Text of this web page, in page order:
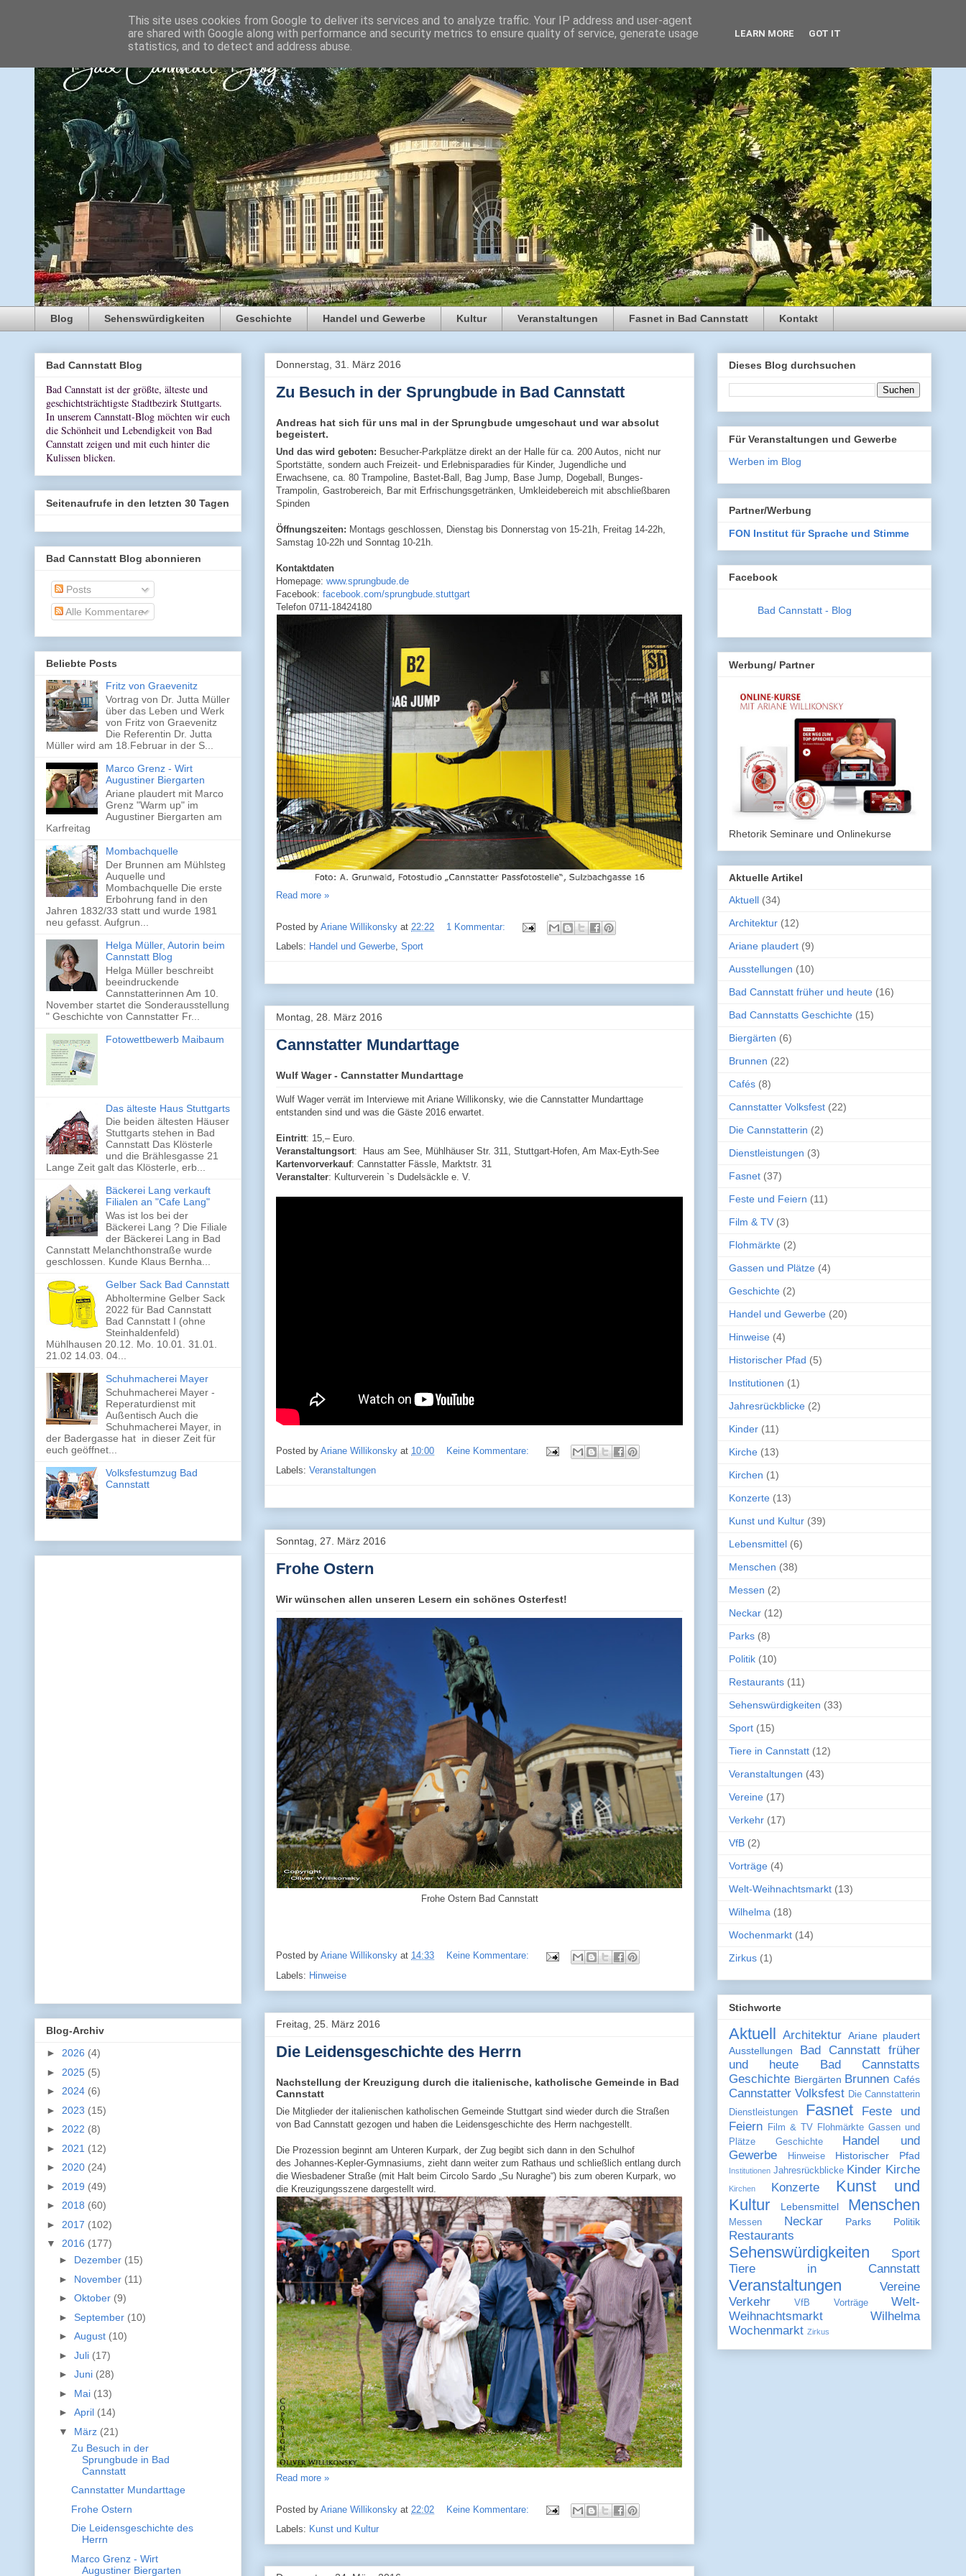
Blog Sehenswürdigkeiten Geschichte Handel und Gewerbe Kultur Veranstaltungen Fasnet in Bad Cannstatt Kontakt
Donnerstag, 31. März 2016
Zu Besuch in der Sprungbude in Bad Cannstatt
Andreas hat sich für uns mal in der Sprungbude umgeschaut und war absolut
begeistert.
Und das wird geboten: Besucher-Parkplätze direkt an der Halle für ca. 200 Autos, nicht nur
Sportstätte, sondern auch Freizeit- und Erlebnisparadies für Kinder, Jugendliche und
Erwachsene, ca. 80 Trampoline, Bastet-Ball, Bag Jump, Base Jump, Dogeball, Bunges-
Trampolin, Gastrobereich, Bar mit Erfrischungsgetränken, Umkleidebereich mit abschließbaren
Spinden
Öffnungszeiten: Montags geschlossen, Dienstag bis Donnerstag von 15-21h, Freitag 14-22h,
Samstag 10-22h und Sonntag 10-21h.
Kontaktdaten
Homepage: www.sprungbude.de
Facebook: facebook.com/sprungbude.stuttgart
Telefon 0711-18424180
Read more »
Posted by Ariane Willikonsky at 22:22
1 Kommentar:
Labels: Handel und Gewerbe Sport
Montag, 28. März 2016
Cannstatter Mundarttage
Wulf Wager - Cannstatter Mundarttage
Wulf Wager verrät im Interviewe mit Ariane Willikonsky, wie die Cannstatter Mundarttage
entstanden sind und was die Gäste 2016 erwartet.
Eintritt: 15,– Euro.
Veranstaltungsort: Haus am See, Mühlhäuser Str. 311, Stuttgart-Hofen, Am Max-Eyth-See
Kartenvorverkauf: Cannstatter Fässle, Marktstr. 31
Veranstalter: Kulturverein `s Dudelsäckle e. V.
Posted by Ariane Willikonsky at 10:00
Keine Kommentare:
Labels: Veranstaltungen
Sonntag, 27. März 2016
Frohe Ostern
Wir wünschen allen unseren Lesern ein schönes Osterfest!
Frohe Ostern Bad Cannstatt
Posted by Ariane Willikonsky at 14:33
Keine Kommentare:
Labels: Hinweise
Freitag, 25. März 2016
Die Leidensgeschichte des Herrn
Nachstellung der Kreuzigung durch die italienische, katholische Gemeinde in Bad
Cannstatt
Die Mitglieder der italienischen katholischen Gemeinde Stuttgart sind wieder durch die Straßen
von Bad Cannstatt gezogen und haben die Leidensgeschichte des Herrn nachgestellt.
Die Prozession beginnt am Unteren Kurpark, der Zug begibt sich dann in den Schulhof
des Johannes-Kepler-Gymnasiums, zieht dann weiter zum Rathaus und schließlich entlang durch
die Wiesbadener Straße (mit Halt beim Circolo Sardo „Su Nuraghe“) bis zum oberen Kurpark, wo
die Kreuzigungsszene dargestellt wird.
Read more »
Posted by Ariane Willikonsky at 22:02
Keine Kommentare:
Labels: Kunst und Kultur
Bad Cannstatt Blog
Bad Cannstatt ist der größte, älteste und
geschichtsträchtigste Stadtbezirk Stuttgarts.
In unserem Cannstatt-Blog möchten wir euch
die Schönheit und Lebendigkeit von Bad
Cannstatt zeigen und mit euch hinter die
Kulissen blicken.
Seitenaufrufe in den letzten 30 Tagen
Bad Cannstatt Blog abonnieren
Posts
Alle Kommentare
Beliebte Posts
Fritz von Graevenitz
Vortrag von Dr. Jutta Müller
über das Leben und Werk
von Fritz von Graevenitz
Die Referentin Dr. Jutta
Müller wird am 18.Februar in der S...
Marco Grenz - Wirt
Augustiner Biergarten
Ariane plaudert mit Marco
Grenz "Warm up" im
Augustiner Biergarten am
Karfreitag
Mombachquelle
Der Brunnen am Mühlsteg
Auquelle und
Mombachquelle Die erste
Erbohrung fand in den
Jahren 1832/33 statt und wurde 1981
neu gefasst. Aufgrun...
Helga Müller, Autorin beim
Cannstatt Blog
Helga Müller beschreibt
beeindruckende
Cannstatterinnen Am 10.
November startet die Sonderausstellung
" Geschichte von Cannstatter Fr...
Fotowettbewerb Maibaum
Das älteste Haus Stuttgarts
Die beiden ältesten Häuser
Stuttgarts stehen in Bad
Cannstatt Das Klösterle
und die Brählesgasse 21
Lange Zeit galt das Klösterle, erb...
Bäckerei Lang verkauft
Filialen an "Cafe Lang"
Was ist los bei der
Bäckerei Lang ? Die Filiale
der Bäckerei Lang in Bad
Cannstatt Melanchthonstraße wurde
geschlossen. Kunde Klaus Bernha...
Gelber Sack Bad Cannstatt
Abholtermine Gelber Sack
2022 für Bad Cannstatt
Bad Cannstatt I (ohne
Steinhaldenfeld)
Mühlhausen 20.12. Mo. 10.01. 31.01.
21.02 14.03. 04...
Schuhmacherei Mayer
Schuhmacherei Mayer -
Reperaturdienst mit
Außentisch Auch die
Schuhmacherei Mayer, in
der Badergasse hat in dieser Zeit für
euch geöffnet...
Volksfestumzug Bad
Cannstatt
Blog-Archiv
► 2026 (4)
► 2025 (5)
► 2024 (6)
► 2023 (15)
► 2022 (8)
► 2021 (12)
► 2020 (24)
► 2019 (49)
► 2018 (60)
► 2017 (102)
▼ 2016 (177)
► Dezember (15)
► November (11)
► Oktober (9)
► September (10)
► August (10)
► Juli (17)
► Juni (28)
► Mai (13)
► April (14)
▼ März (21)
Zu Besuch in der
Sprungbude in Bad
Cannstatt
Cannstatter Mundarttage
Frohe Ostern
Die Leidensgeschichte des
Herrn
Marco Grenz - Wirt
Augustiner Biergarten
Dieses Blog durchsuchen
Für Veranstaltungen und Gewerbe
Werben im Blog
Partner/Werbung
FON Institut für Sprache und Stimme
Facebook
Bad Cannstatt - Blog
Werbung/ Partner
Rhetorik Seminare und Onlinekurse
Aktuelle Artikel
Aktuell (34)
Architektur (12)
Ariane plaudert (9)
Ausstellungen (10)
Bad Cannstatt früher und heute (16)
Bad Cannstatts Geschichte (15)
Biergärten (6)
Brunnen (22)
Cafés (8)
Cannstatter Volksfest (22)
Die Cannstatterin (2)
Dienstleistungen (3)
Fasnet (37)
Feste und Feiern (11)
Film & TV (3)
Flohmärkte (2)
Gassen und Plätze (4)
Geschichte (2)
Handel und Gewerbe (20)
Hinweise (4)
Historischer Pfad (5)
Institutionen (1)
Jahresrückblicke (2)
Kinder (11)
Kirche (13)
Kirchen (1)
Konzerte (13)
Kunst und Kultur (39)
Lebensmittel (6)
Menschen (38)
Messen (2)
Neckar (12)
Parks (8)
Politik (10)
Restaurants (11)
Sehenswürdigkeiten (33)
Sport (15)
Tiere in Cannstatt (12)
Veranstaltungen (43)
Vereine (17)
Verkehr (17)
VfB (2)
Vorträge (4)
Welt-Weihnachtsmarkt (13)
Wilhelma (18)
Wochenmarkt (14)
Zirkus (1)
Stichworte
Aktuell Architektur Ariane plaudert
Ausstellungen
Bad Cannstatt früher
und heute
Bad Cannstatts
Geschichte Biergärten Brunnen Cafés
Cannstatter Volksfest Die Cannstatterin
Dienstleistungen
Fasnet
Feste und
Feiern
Film & TV Flohmärkte Gassen und
Plätze
Geschichte
Handel und
Gewerbe
Hinweise Historischer Pfad
Institutionen Jahresrückblicke Kinder Kirche
Kirchen Konzerte
Kunst und
Kultur
Lebensmittel Menschen
Messen Neckar Parks Politik
Restaurants
Sehenswürdigkeiten
Sport
Tiere in Cannstatt
Veranstaltungen
Vereine
Verkehr
VfB Vorträge
Welt-
Weihnachtsmarkt
Wilhelma
Wochenmarkt Zirkus
This site uses cookies from Google to deliver its services and to analyze traffic. Your IP address and user-agent
are shared with Google along with performance and security metrics to ensure quality of service, generate usage
statistics, and to detect and address abuse.
LEARN MORE GOT IT